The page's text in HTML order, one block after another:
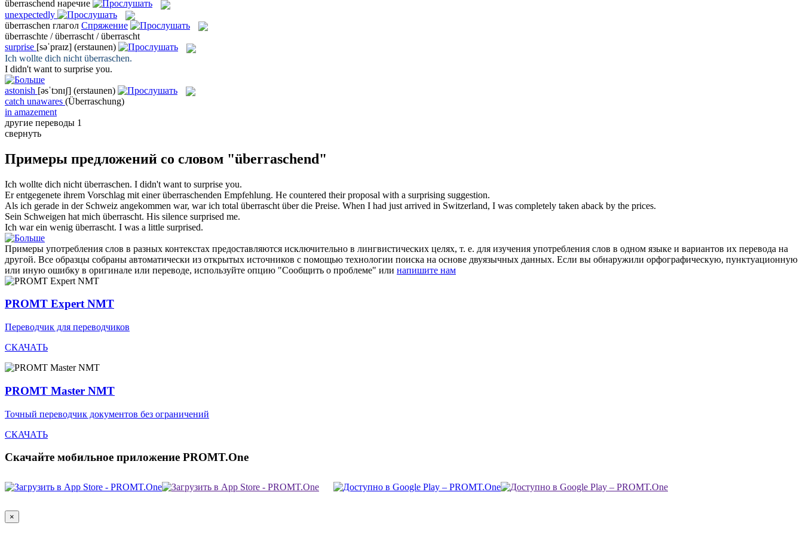
überraschend наречие
unexpectedly
überraschen глагол Спряжение
überraschte / überrascht / überrascht
surprise [səˈpraɪz] (erstaunen)
Ich wollte dich nicht überraschen.
I didn't want to surprise you.
astonish [əsˈtɔnɪʃ] (erstaunen)
catch unawares (Überraschung)
in amazement
другие переводы 1
свернуть
Примеры предложений со словом "überraschend"
Ich wollte dich nicht überraschen. I didn't want to surprise you.
Er entgegenete ihrem Vorschlag mit einerüberraschenden Empfehlung. He countered their proposal with a surprising suggestion.
Als ich gerade in der Schweiz angekommen war, war ich total überrascht über die Preise. When I had just arrived in Switzerland, I was completely taken aback by the prices.
Sein Schweigen hat mich überrascht. His silence surprised me.
Ich war ein wenig überrascht. I was a little surprised.
Примеры употребления слов в разных контекстах предоставляются исключительно в лингвистических целях, т. е. для изучения употребления слов в одном языке и вариантов их перевода на
другой. Все образцы собраны автоматически из открытых источников с помощью технологии поиска на основе двуязычных данных. Если вы обнаружили орфографическую, пунктуационную
или иную ошибку в оригинале или переводе, используйте опцию "Сообщить о проблеме" или напишите нам
PROMT Expert NMT
Переводчик для переводчиков
СКАЧАТЬ
PROMT Master NMT
Точный переводчик документов без ограничений
СКАЧАТЬ
Скачайте мобильное приложение PROMT.One
×